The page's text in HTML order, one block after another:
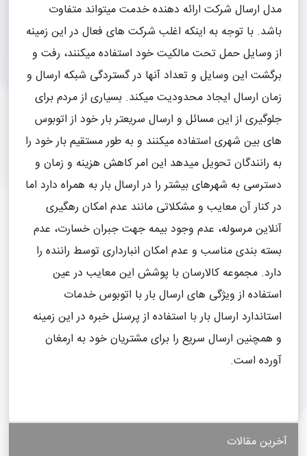
مدل ارسال شرکت ارائه دهنده خدمت میتواند متفاوت
باشد. با توجه به اینکه اغلب شرکت های فعال در این زمینه
از وسایل حمل تحت مالکیت خود استفاده میکنند، رفت و
برگشت این وسایل و تعداد آنها در گستردگی شبکه ارسال و
زمان ارسال ایجاد محدودیت میکند. بسیاری از مردم برای
جلوگیری از این مسائل و ارسال سریعتر بار خود از اتوبوس
های بین شهری استفاده میکنند و به طور مستقیم بار خود را
به رانندگان تحویل میدهد این امر کاهش هزینه و زمان و
دسترسی به شهرهای بیشتر را در ارسال بار به همراه دارد اما
در کنار آن معایب و مشکلاتی مانند عدم امکان رهگیری
آنلاین مرسوله، عدم وجود بیمه جهت جبران خسارت، عدم
بسته بندی مناسب و عدم امکان انبارداری توسط راننده را
دارد. مجموعه کالارسان با پوشش این معایب در عین
استفاده از ویژگی های ارسال بار با اتوبوس خدمات
استاندارد ارسال بار با استفاده از پرسنل خبره در این زمینه
و همچنین ارسال سریع را برای مشتریان خود به ارمغان
آورده است.
آخرین مقالات